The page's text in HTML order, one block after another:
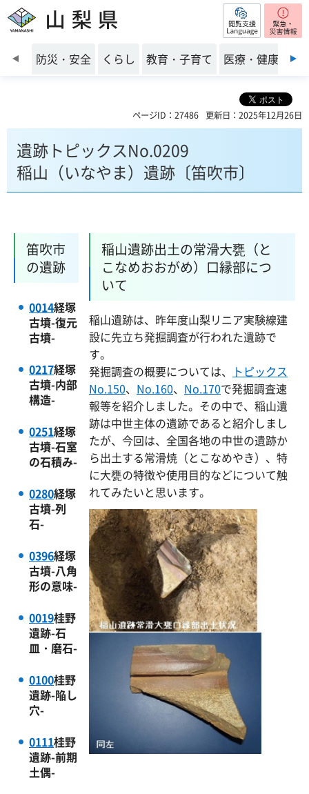
山梨県 閲覧支援
前のスライドを表示
防災・安全 くらし 教育・子育て 医療・健康・福
ページID：27486 更新日：2025年12月26日
遺跡トピックスNo.0209
稲山（いなやま）遺跡〔笛吹市〕
笛吹市
の遺跡
0014経塚
古墳-復元
古墳-
0217経塚
古墳-内部
構造-
0251経塚
古墳-石室
の石積み-
0280経塚
古墳-列
石-
0396経塚
古墳-八角
形の意味-
0019桂野
遺跡-石
皿・磨石-
0100桂野
遺跡-陥し
穴-
0111桂野
遺跡-前期
土偶-
稲山遺跡出土の常滑大甕（と
こなめおおがめ）口縁部につ
いて
稲山遺跡は、昨年度山梨リニア実験線建
設に先立ち発掘調査が行われた遺跡で
す。
発掘調査の概要については、
トピックス
No.150、 No.160、 No.170で発掘調査速
報等を紹介しました。その中で、稲山遺
跡は中世主体の遺跡であると紹介しまし
たが、今回は、全国各地の中世の遺跡か
ら出土する常滑焼（とこなめやき）、特
に大甕の特徴や使用目的などについて触
れてみたいと思います。